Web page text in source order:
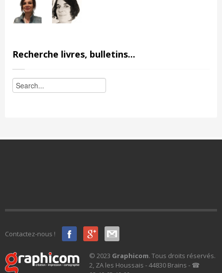
Recherche livres, bulletins...
Contactez-nous !
© 2023 Graphicom. Tous droits réservés.
2, ZA les Houssais - 44830 Brains - ☎